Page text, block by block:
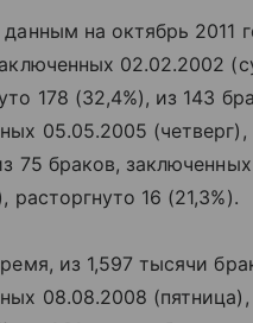
данным на октябрь 2011
02.02.2002
178 (32,4%), из 143
05.05.2005 (четверг),
75 браков,
расторгнуто 16 (21,3%).
из 1,597 тысячи
08.08.2008 (пятница),